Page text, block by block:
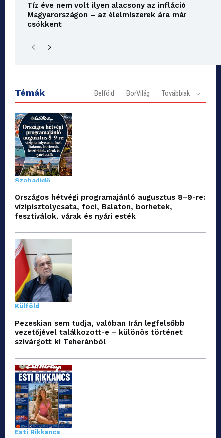
Tíz éve nem volt ilyen alacsony az infláció
Magyarországon – az élelmiszerek ára már
csökkent
Témák Belföld BorVilág Továbbiak
Szabadidő
Országos hétvégi programajánló augusztus 8–9-re:
vízipisztolycsata, foci, Balaton, borhetek,
fesztiválok, várak és nyári esték
Külföld
Pezeskian sem tudja, valóban Irán legfelsőbb
vezetőjével találkozott-e – különös történet
szivárgott ki Teheránból
Esti Rikkancs